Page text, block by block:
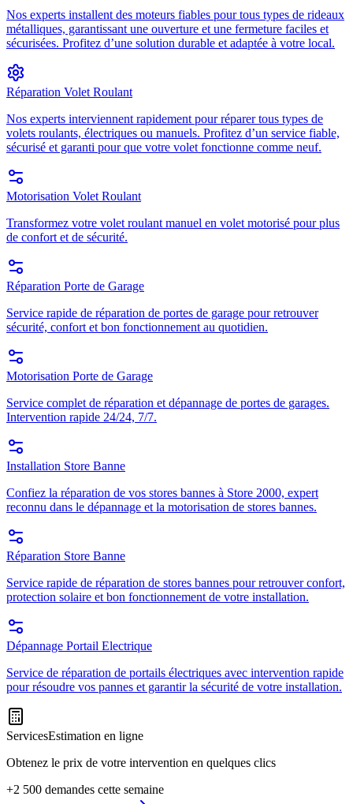
Nos experts installent des moteurs fiables pour tous types de rideaux
métalliques, garantissant une ouverture et une fermeture faciles et
sécurisées. Profitez d’une solution durable et adaptée à votre local.
Réparation Volet Roulant
Nos experts interviennent rapidement pour réparer tous types de
volets roulants, électriques ou manuels. Profitez d’un service fiable,
sécurisé et garanti pour que votre volet fonctionne comme neuf.
Motorisation Volet Roulant
Transformez votre volet roulant manuel en volet motorisé pour plus
de confort et de sécurité.
Réparation Porte de Garage
Service rapide de réparation de portes de garage pour retrouver
sécurité, confort et bon fonctionnement au quotidien.
Motorisation Porte de Garage
Service complet de réparation et dépannage de portes de garages.
Intervention rapide 24/24, 7/7.
Installation Store Banne
Confiez la réparation de vos stores bannes à Store 2000, expert
reconnu dans le dépannage et la motorisation de stores bannes.
Réparation Store Banne
Service rapide de réparation de stores bannes pour retrouver confort,
protection solaire et bon fonctionnement de votre installation.
Dépannage Portail Electrique
Service de réparation de portails électriques avec intervention rapide
pour résoudre vos pannes et garantir la sécurité de votre installation.
ServicesEstimation en ligne
Obtenez le prix de votre intervention en quelques clics
+2 500 demandes cette semaine